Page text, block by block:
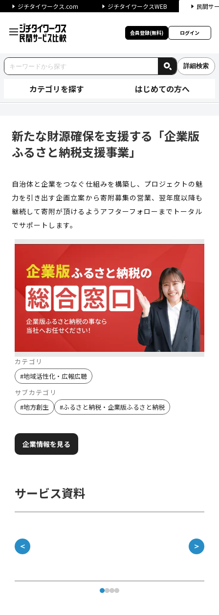
ジチタイワークス.com ジチタイワークスWEB 民間サ
会員登録(無料) ログイン
詳細検索
カテゴリを探す はじめての方へ
新たな財源確保を支援する「企業版
ふるさと納税支援事業」
自治体と企業をつなぐ仕組みを構築し、プロジェクトの魅
力を引き出す企画立案から寄附募集の営業、翌年度以降も
継続して寄附が頂けるようアフターフォローまでトータル
でサポートします。
カテゴリ
#地域活性化・広報広聴
サブカテゴリ
#地方創生 #ふるさと納税・企業版ふるさと納税
企業情報を見る
サービス資料
＜ ＞